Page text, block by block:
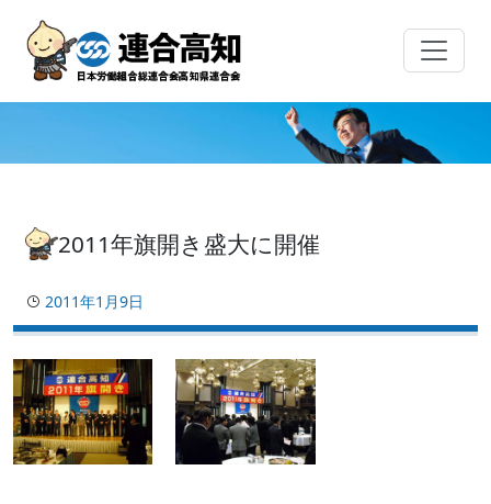
content
2011年旗開き盛大に開催
2011年1月9日